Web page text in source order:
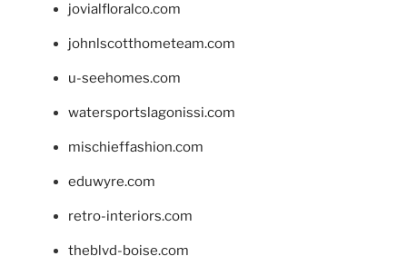
jovialfloralco.com
johnlscotthometeam.com
u-seehomes.com
watersportslagonissi.com
mischieffashion.com
eduwyre.com
retro-interiors.com
theblvd-boise.com